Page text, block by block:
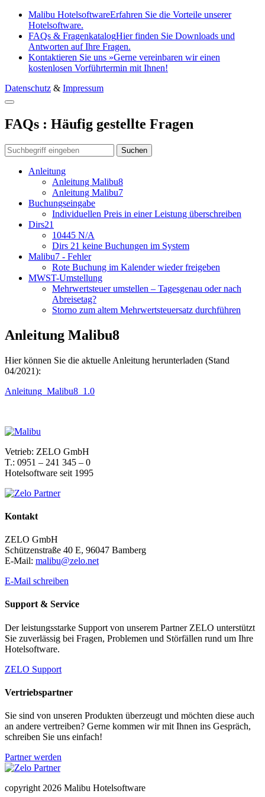
Malibu HotelsoftwareErfahren Sie die Vorteile unserer
Hotelsoftware.
FAQs & FragenkatalogHier finden Sie Downloads und
Antworten auf Ihre Fragen.
Kontaktieren Sie uns »Gerne vereinbaren wir einen
kostenlosen Vorführtermin mit Ihnen!
Datenschutz & Impressum
FAQs : Häufig gestellte Fragen
Anleitung
Anleitung Malibu8
Anleitung Malibu7
Buchungseingabe
Individuellen Preis in einer Leistung überschreiben
Dirs21
10445 N/A
Dirs 21 keine Buchungen im System
Malibu7 - Fehler
Rote Buchung im Kalender wieder freigeben
MWST-Umstellung
Mehrwertsteuer umstellen – Tagesgenau oder nach
Abreisetag?
Storno zum altem Mehrwertsteuersatz durchführen
Anleitung Malibu8
Hier können Sie die aktuelle Anleitung herunterladen (Stand
04/2021):
Anleitung_Malibu8_1.0
Vetrieb: ZELO GmbH
T.: 0951 – 241 345 – 0
Hotelsoftware seit 1995
Kontakt
ZELO GmbH
Schützenstraße 40 E, 96047 Bamberg
E-Mail: malibu@zelo.net
E-Mail schreiben
Support & Service
Der leistungsstarke Support von unserem Partner ZELO unterstützt
Sie zuverlässig bei Fragen, Problemen und Störfällen rund um Ihre
Hotelsoftware.
ZELO Support
Vertriebspartner
Sie sind von unseren Produkten überzeugt und möchten diese auch
an andere vertreiben? Gerne kommen wir mit Ihnen ins Gespräch,
schreiben Sie uns einfach!
Partner werden
copyright 2026 Malibu Hotelsoftware